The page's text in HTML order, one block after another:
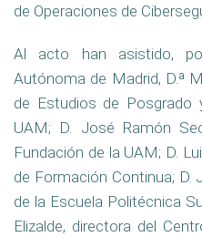
de Operaciones de
Al acto han asistido,
Autónoma de Madrid, D.ª
de Estudios de Posgrado
UAM; D. José Ramón
Fundación de la UAM; D.
de Formación Continua;
de la Escuela Politécnica
Elizalde, directora del